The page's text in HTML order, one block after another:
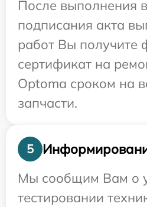
После выполнения
подписания акта
работ Вы получите
сертификат на
Optoma сроком на
запчасти.
5
Мы сообщим Вам о
тестировании